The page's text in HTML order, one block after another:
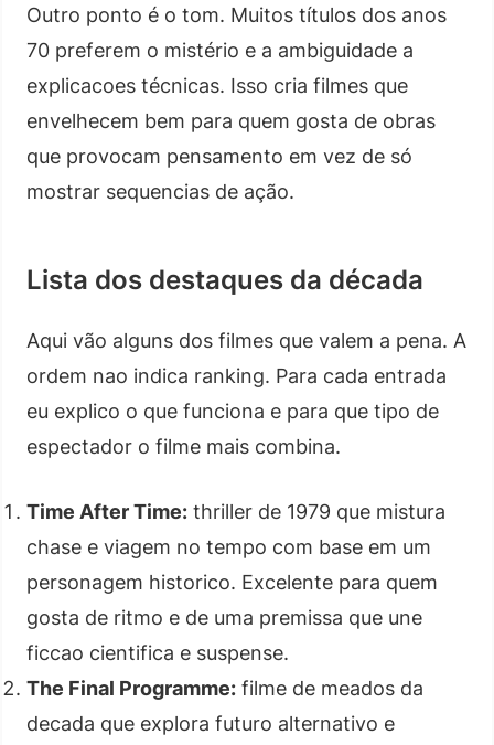
Outro ponto é o tom. Muitos títulos dos anos
70 preferem o mistério e a ambiguidade a
explicacoes técnicas. Isso cria filmes que
envelhecem bem para quem gosta de obras
que provocam pensamento em vez de só
mostrar sequencias de ação.
Lista dos destaques da década
Aqui vão alguns dos filmes que valem a pena. A
ordem nao indica ranking. Para cada entrada
eu explico o que funciona e para que tipo de
espectador o filme mais combina.
Time After Time: thriller de 1979 que mistura
chase e viagem no tempo com base em um
personagem historico. Excelente para quem
gosta de ritmo e de uma premissa que une
ficcao cientifica e suspense.
The Final Programme: filme de meados da
decada que explora futuro alternativo e